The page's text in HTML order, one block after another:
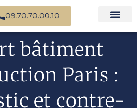
09.70.70.00.10
bâtiment
Paris :
et contre-